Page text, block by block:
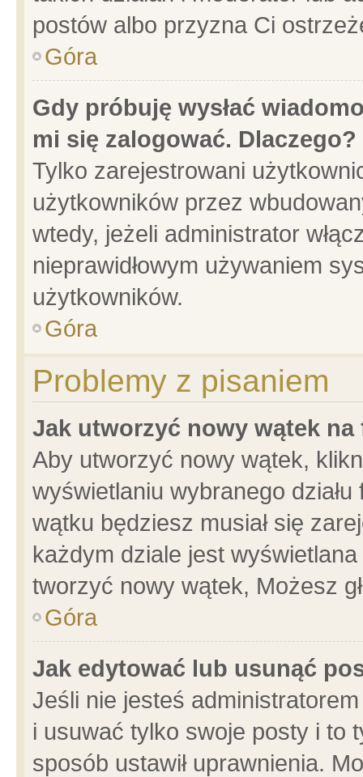
postów albo przyzna Ci
Góra
Gdy próbuję wysłać
mi się zalogować. Dlaczego?
Tylko zarejestrowani
użytkowników przez
wtedy, jeżeli administrator
nieprawidłowym używaniem
użytkowników.
Góra
Problemy z pisaniem
Jak utworzyć nowy wątek na
Aby utworzyć nowy wątek,
wyświetlaniu wybranego
wątku będziesz musiał się
każdym dziale jest
tworzyć nowy wątek, Możesz
Góra
Jak edytować lub usunąć
Jeśli nie jesteś
i usuwać tylko swoje posty i to
sposób ustawił uprawnienia.